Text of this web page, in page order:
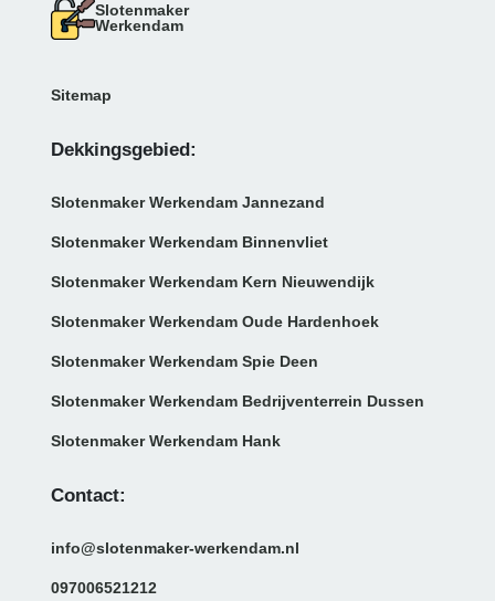
Slotenmaker
Werkendam
Sitemap
Dekkingsgebied:
Slotenmaker Werkendam Jannezand
Slotenmaker Werkendam Binnenvliet
Slotenmaker Werkendam Kern Nieuwendijk
Slotenmaker Werkendam Oude Hardenhoek
Slotenmaker Werkendam Spie Deen
Slotenmaker Werkendam Bedrijventerrein Dussen
Slotenmaker Werkendam Hank
Contact:
info@slotenmaker-werkendam.nl
097006521212